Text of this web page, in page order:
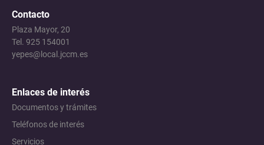
Contacto
Plaza Mayor, 20
Tel. 925 154001
yepes@local.jccm.es
Enlaces de interés
Documentos y trámites
Teléfonos de interés
Servicios